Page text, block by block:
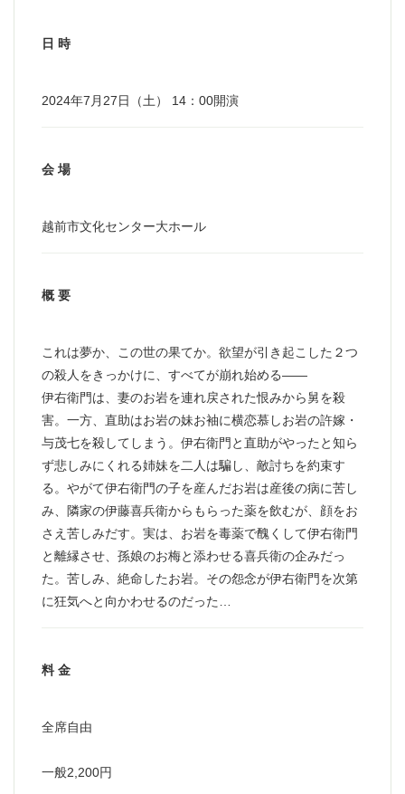
日 時
2024年7月27日（土） 14：00開演
会 場
越前市文化センター大ホール
概 要
これは夢か、この世の果てか。欲望が引き起こした２つ
の殺人をきっかけに、すべてが崩れ始める――
伊右衛門は、妻のお岩を連れ戻された恨みから舅を殺
害。一方、直助はお岩の妹お袖に横恋慕しお岩の許嫁・
与茂七を殺してしまう。伊右衛門と直助がやったと知ら
ず悲しみにくれる姉妹を二人は騙し、敵討ちを約束す
る。やがて伊右衛門の子を産んだお岩は産後の病に苦し
み、隣家の伊藤喜兵衛からもらった薬を飲むが、顔をお
さえ苦しみだす。実は、お岩を毒薬で醜くして伊右衛門
と離縁させ、孫娘のお梅と添わせる喜兵衛の企みだっ
た。苦しみ、絶命したお岩。その怨念が伊右衛門を次第
に狂気へと向かわせるのだった…
料 金
全席自由
一般2,200円